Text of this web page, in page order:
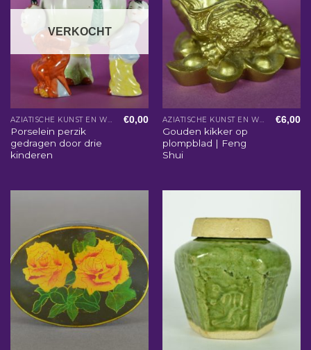
VERKOCHT
AZIATISCHE KUNST EN WOONACCESSOIRES
Porselein perzik
gedragen door drie
kinderen
€0,00 AZIATISCHE KUNST EN WOONACCESSOIRES
Gouden kikker op
plompblad | Feng
Shui
€6,00